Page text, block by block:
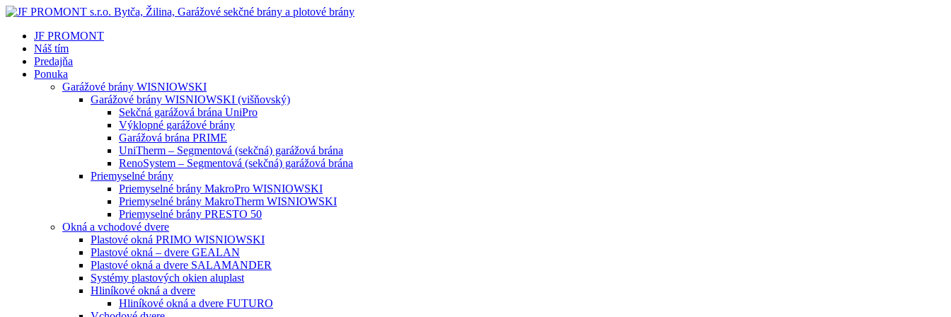
JF PROMONT
Náš tím
Predajňa
Ponuka
Garážové brány WISNIOWSKI
Garážové brány WISNIOWSKI (višňovský)
Sekčná garážová brána UniPro
Výklopné garážové brány
Garážová brána PRIME
UniTherm – Segmentová (sekčná) garážová brána
RenoSystem – Segmentová (sekčná) garážová brána
Priemyselné brány
Priemyselné brány MakroPro WISNIOWSKI
Priemyselné brány MakroTherm WISNIOWSKI
Priemyselné brány PRESTO 50
Okná a vchodové dvere
Plastové okná PRIMO WISNIOWSKI
Plastové okná – dvere GEALAN
Plastové okná a dvere SALAMANDER
Systémy plastových okien aluplast
Hliníkové okná a dvere
Hliníkové okná a dvere FUTURO